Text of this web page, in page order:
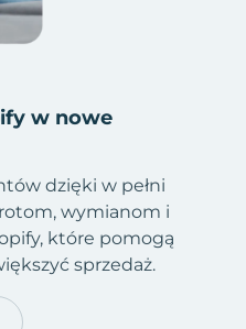
w nowe
dzięki w pełni
wymianom i
które pomogą
sprzedaż.